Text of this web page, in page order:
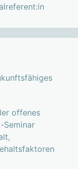
offenes
Seminar